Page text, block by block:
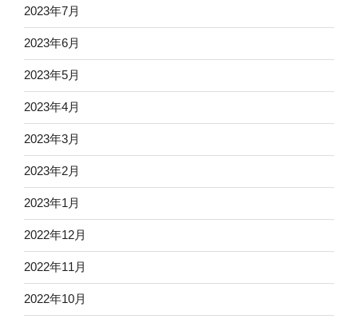
2023年7月
2023年6月
2023年5月
2023年4月
2023年3月
2023年2月
2023年1月
2022年12月
2022年11月
2022年10月